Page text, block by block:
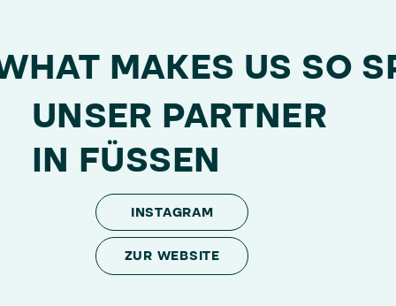
MAKES US SO
UNSER PARTNER
IN FÜSSEN
INSTAGRAM
ZUR WEBSITE